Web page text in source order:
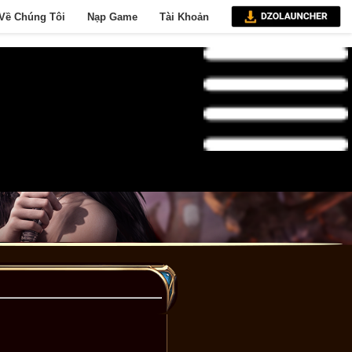
Chúng Tôi Nạp Game Tài Khoản